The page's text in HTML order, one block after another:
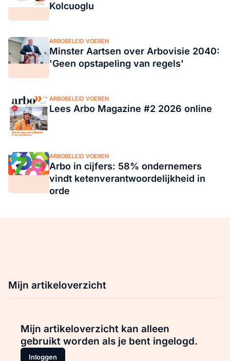
Kolcuoglu
ARBOBELEID VOEREN
Minster Aartsen over Arbovisie 2040:
'Geen opstapeling van regels'
ARBOBELEID VOEREN
Lees Arbo Magazine #2 2026 online
ARBOBELEID VOEREN
Arbo in cijfers: 58% ondernemers
vindt ketenverantwoordelijkheid in
orde
Mijn artikeloverzicht
Mijn artikeloverzicht kan alleen
gebruikt worden als je bent ingelogd.
Inloggen